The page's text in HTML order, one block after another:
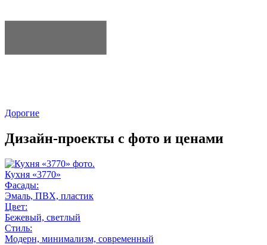
Дорогие
Дизайн-проекты с фото и ценами
Кухня «3770»
Фасады:
Эмаль, ПВХ, пластик
Цвет:
Бежевый, светлый
Стиль:
Модерн, минимализм, современный